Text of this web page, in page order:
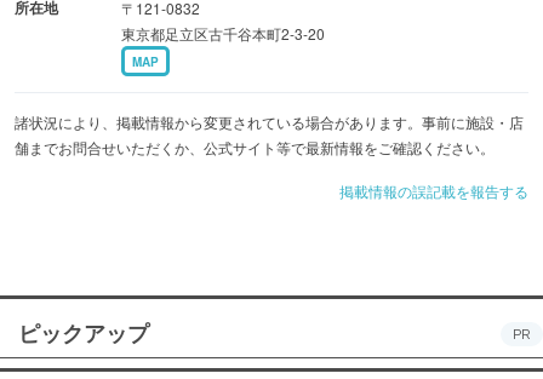
所在地
〒121-0832
東京都足立区古千谷本町2-3-20
MAP
諸状況により、掲載情報から変更されている場合があります。事前に施設・店
舗までお問合せいただくか、公式サイト等で最新情報をご確認ください。
掲載情報の誤記載を報告する
ピックアップ PR